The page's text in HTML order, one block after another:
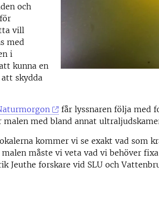
och
vill
med
i
kunna en
skydda
får lyssnaren följa med
malen med bland annat
kommer vi se exakt vad som
måste vi veta vad vi behöver
Jeuthe forskare vid SLU och